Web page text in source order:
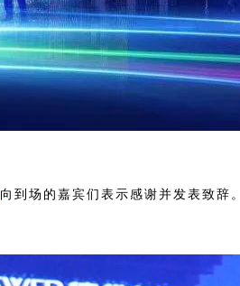
向到场的嘉宾们表示感谢并发表致辞。